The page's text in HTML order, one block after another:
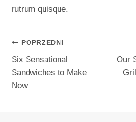
rutrum quisque.
Nawigacja
Wpisu
POPRZEDNI
Six Sensational
Sandwiches to Make
Now
Our